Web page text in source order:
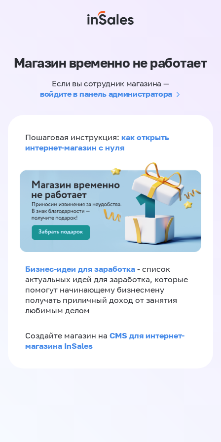
Магазин временно не работает
Если вы сотрудник магазина —
войдите в панель администратора
Пошаговая инструкция: как открыть
интернет-магазин с нуля
Бизнес-идеи для заработка - список
актуальных идей для заработка, которые
помогут начинающему бизнесмену
получать приличный доход от занятия
любимым делом
Создайте магазин на CMS для интернет-
магазина InSales